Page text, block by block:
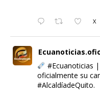
X
#Ecuanoticias |
oficialmente su
#AlcaldíadeQuito.